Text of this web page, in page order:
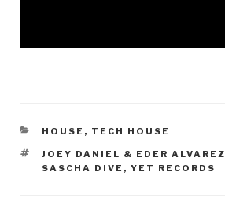
KATEGORIEN
HOUSE , TECH HOUSE
SCHLAGWÖRTER
JOEY DANIEL & EDER ALVAREZ
SASCHA DIVE ,YET RECORDS